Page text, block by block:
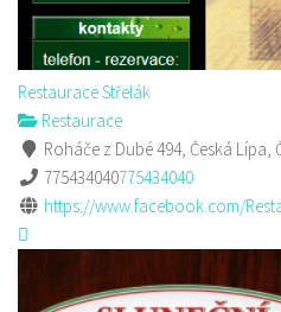
Restaurace Střelák
Restaurace
Roháče z Dubé 494, Česká Lípa,
775434040775434040
https://www.facebook.com/